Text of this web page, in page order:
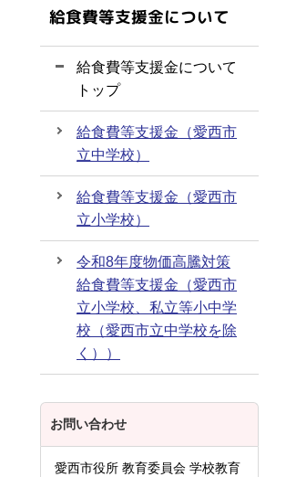
給食費等支援金について
給食費等支援金について
トップ
給食費等支援金（愛西市
立中学校）
給食費等支援金（愛西市
立小学校）
令和8年度物価高騰対策
給食費等支援金（愛西市
立小学校、私立等小中学
校（愛西市立中学校を除
く））
お問い合わせ
愛西市役所 教育委員会 学校教育